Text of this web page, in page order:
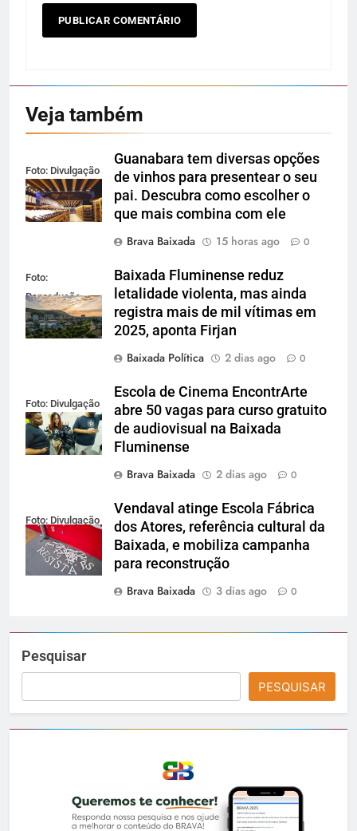
Veja também
Foto: Divulgação
Guanabara tem diversas opções
de vinhos para presentear o seu
pai. Descubra como escolher o
que mais combina com ele
Brava Baixada
15 horas ago 0
Foto:
Reprodução
Baixada Fluminense reduz
letalidade violenta, mas ainda
registra mais de mil vítimas em
2025, aponta Firjan
Baixada Política
2 dias ago 0
Foto: Divulgação
Escola de Cinema EncontrArte
abre 50 vagas para curso gratuito
de audiovisual na Baixada
Fluminense
Brava Baixada
2 dias ago 0
Foto: Divulgação
Vendaval atinge Escola Fábrica
dos Atores, referência cultural da
Baixada, e mobiliza campanha
para reconstrução
Brava Baixada
3 dias ago 0
Pesquisar
PESQUISAR